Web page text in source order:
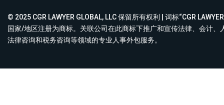
© 2025 CGR LAWYER GLOBAL, LLC 保留所有权利 | 词标“CGR
国家/地区注册为商标。关联公司在此商标下推广和宣传法律、会计、
法律咨询和税务咨询等领域的专业人事外包服务。